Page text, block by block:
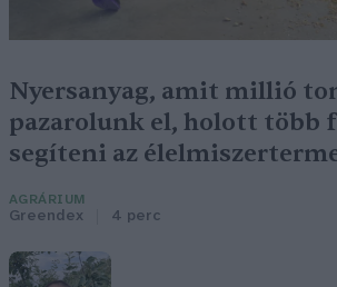
Nyersanyag, amit millió
pazarolunk el, holott több
segíteni az
AGRÁRIUM
Greendex 4 perc